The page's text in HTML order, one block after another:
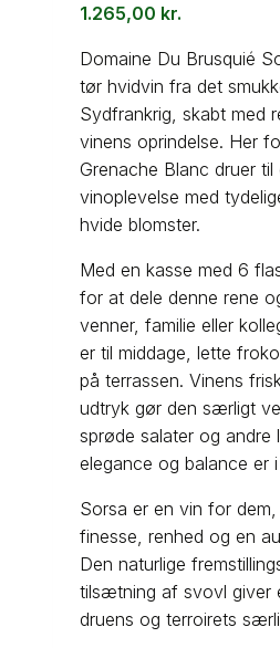
1.265,00 kr.
Domaine Du Brusquié
tør hvidvin fra det
Sydfrankrig, skabt med
vinens oprindelse. Her
Grenache Blanc druer
vinoplevelse med
hvide blomster.
Med en kasse med 6
for at dele denne rene
venner, familie eller
er til middage, lette
på terrassen. Vinens
udtryk gør den særligt
sprøde salater og andre
elegance og balance er
Sorsa er en vin for
finesse, renhed og en
Den naturlige
tilsætning af svovl giver
druens og terroirets